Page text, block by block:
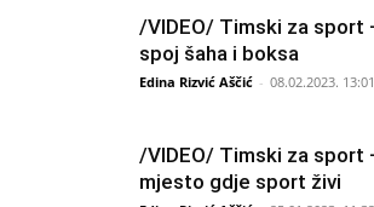
/VIDEO/ Timski za sport
spoj šaha i boksa
Edina Rizvić Aščić - 08.02.2023. 13:01
/VIDEO/ Timski za sport
mjesto gdje sport živi